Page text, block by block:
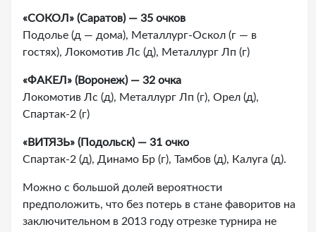
«СОКОЛ» (Саратов) — 35 очков
Подолье (д — дома), Металлург-Оскол (г — в
гостях), Локомотив Лс (д), Металлург Лп (г)
«ФАКЕЛ» (Воронеж) — 32 очка
Локомотив Лс (д), Металлург Лп (г), Орел (д),
Спартак-2 (г)
«ВИТЯЗЬ» (Подольск) — 31 очко
Спартак-2 (д), Динамо Бр (г), Тамбов (д), Калуга (д).
Можно с большой долей вероятности
предположить, что без потерь в стане фаворитов на
заключительном в 2013 году отрезке турнира не